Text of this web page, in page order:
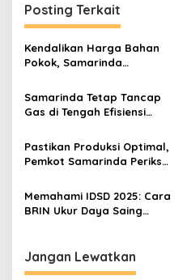
Posting Terkait
Kendalikan Harga Bahan
Pokok, Samarinda
Pasar Tradisional
Samarinda Tetap Tancap
Gas di Tengah Efisiensi
Usung Creative Financing
Pastikan Produksi Optimal,
Pemkot Samarinda Periksa
Farm
Memahami IDSD 2025: Cara
BRIN Ukur Daya Saing
Jangan Lewatkan